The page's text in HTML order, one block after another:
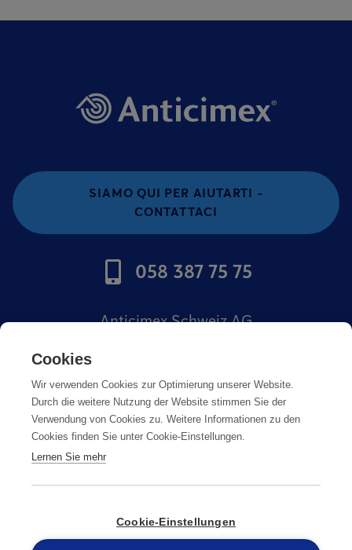
SIAMO QUI PER AIUTARTI -
CONTATTACI
058 387 75 75
Anticimex Schweiz AG
Impronta
Impronta
Cookies
Wir verwenden Cookies zur Optimierung unserer Website.
Durch die weitere Nutzung der Website stimmen Sie der
Verwendung von Cookies zu. Weitere Informationen zu den
Cookies finden Sie unter Cookie-Einstellungen.
Lernen Sie mehr
Cookie-Einstellungen